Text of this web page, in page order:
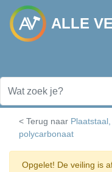
ALLE
< Terug naar
polycarbonaat
Opgelet! De veiling is